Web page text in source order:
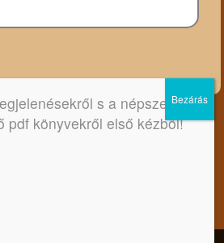
letölthető pdf
s a népszerű,
pdf könyvekről első kézből!